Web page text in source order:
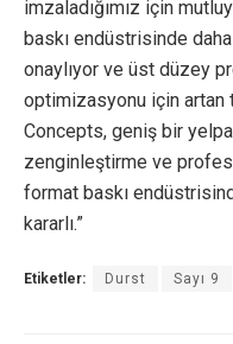
imzaladığımız için
baskı endüstrisinde
onaylıyor ve üst düzey
optimizasyonu için artan
Concepts, geniş bir
zenginleştirme ve
format baskı
kararlı.”
Etiketler: Durst Sayı 9